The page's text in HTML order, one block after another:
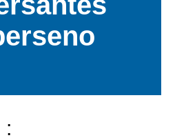
es una gama de
aniónicos.
: